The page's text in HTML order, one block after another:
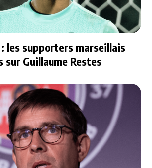
les supporters marseillais
Guillaume Restes